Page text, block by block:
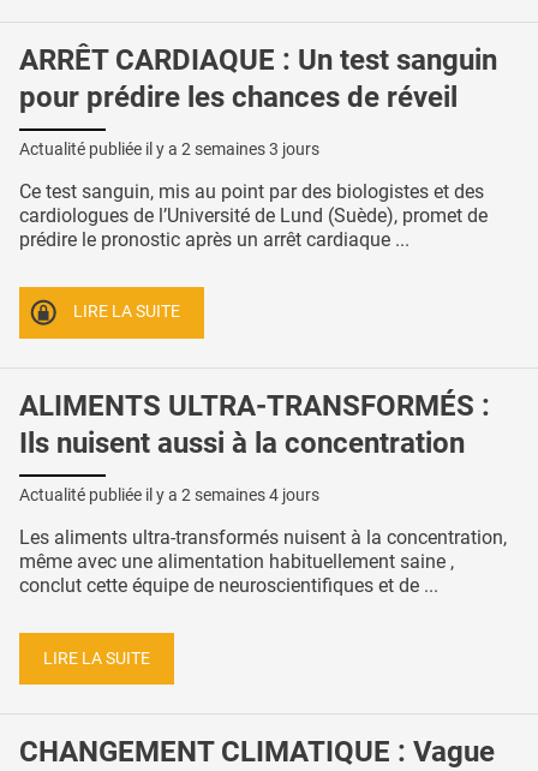
ARRÊT CARDIAQUE : Un test sanguin
pour prédire les chances de réveil
Actualité publiée il y a 2 semaines 3 jours
Ce test sanguin, mis au point par des biologistes et des
cardiologues de l’Université de Lund (Suède), promet de
prédire le pronostic après un arrêt cardiaque ...
LIRE LA SUITE
ALIMENTS ULTRA-TRANSFORMÉS :
Ils nuisent aussi à la concentration
Actualité publiée il y a 2 semaines 4 jours
Les aliments ultra-transformés nuisent à la concentration,
même avec une alimentation habituellement saine ,
conclut cette équipe de neuroscientifiques et de ...
LIRE LA SUITE
CHANGEMENT CLIMATIQUE : Vague